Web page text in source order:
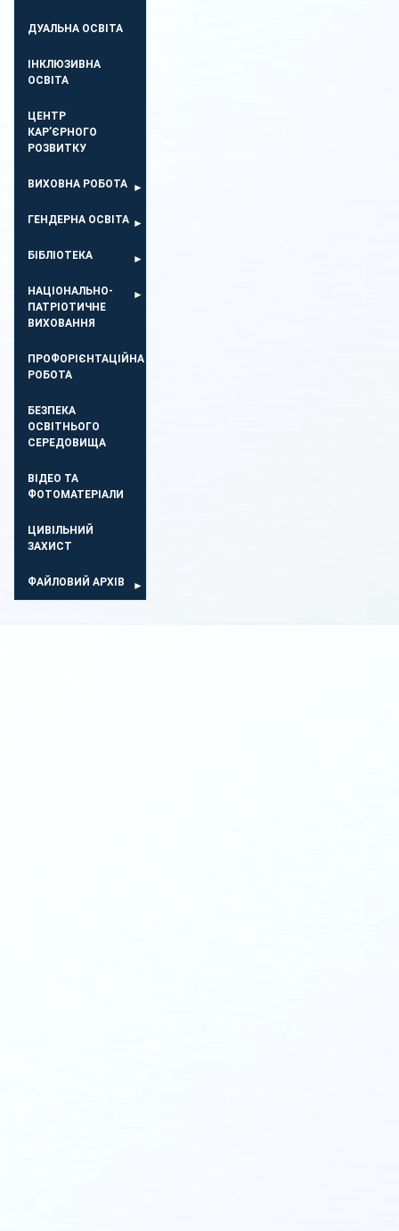
ДУАЛЬНА ОСВІТА
ІНКЛЮЗИВНА
ОСВІТА
ЦЕНТР
КАР’ЄРНОГО
РОЗВИТКУ
ВИХОВНА РОБОТА
ГЕНДЕРНА ОСВІТА
БІБЛІОТЕКА
НАЦІОНАЛЬНО-
ПАТРІОТИЧНЕ
ВИХОВАННЯ
ПРОФОРІЄНТАЦІЙНА
РОБОТА
БЕЗПЕКА
ОСВIТНЬОГО
СЕРЕДОВИЩА
ВІДЕО ТА
ФОТОМАТЕРІАЛИ
ЦИВІЛЬНИЙ
ЗАХИСТ
ФАЙЛОВИЙ АРХІВ